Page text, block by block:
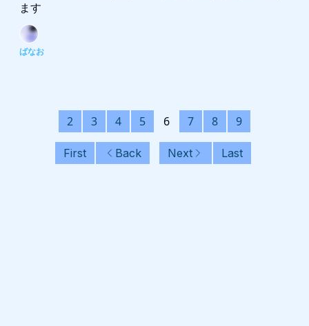
ます
ばなお
First Back
2 3 4 5 6 7 8 9
Next Last